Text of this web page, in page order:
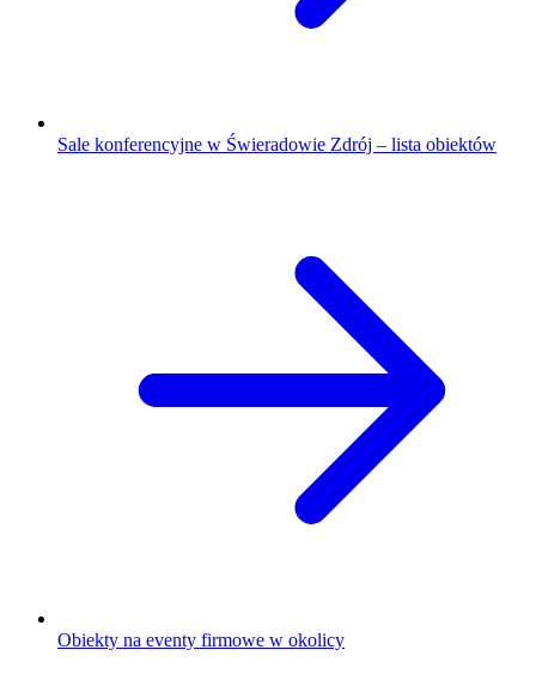
Sale konferencyjne w Świeradowie Zdrój – lista obiektów
Obiekty na eventy firmowe w okolicy